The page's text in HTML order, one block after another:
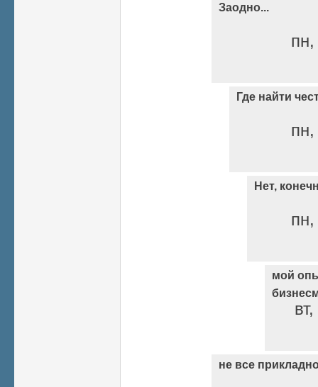
Заодно...
Где найти
Нет,
мой
не все